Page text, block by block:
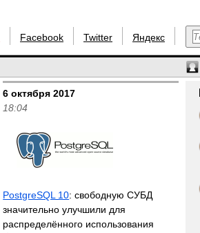
Facebook Twitter Яндекс
6 октября 2017
18:04
PostgreSQL 10: свободную СУБД
значительно улучшили для
распределённого использования